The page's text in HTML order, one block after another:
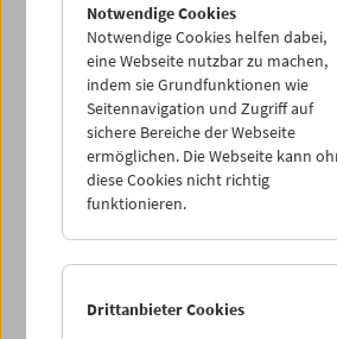
Di 14.10.
Mi 15.10.
Do 16.10.
Sa 18.10.
Notwendige Cookies
Notwendige Cookies helfen dabei,
eine Webseite nutzbar zu machen,
indem sie Grundfunktionen wie
Seitennavigation und Zugriff auf
sichere Bereiche der Webseite
ermöglichen. Die Webseite kann
diese Cookies nicht richtig
funktionieren.
Drittanbieter Cookies